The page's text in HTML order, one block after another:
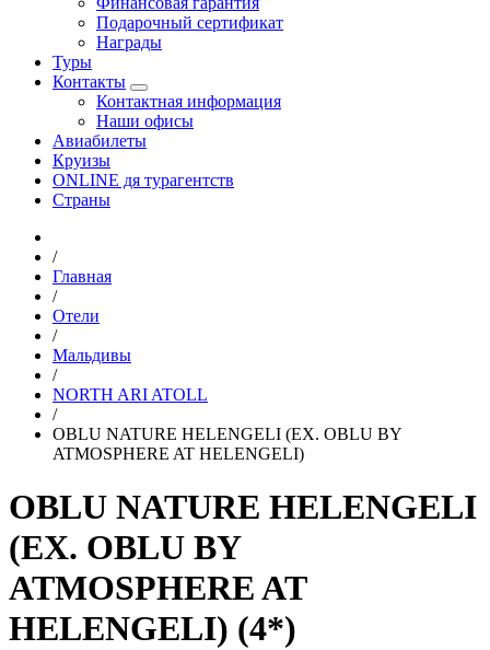
Подарочный сертификат
Награды
Туры
Контакты
Контактная информация
Наши офисы
Авиабилеты
Круизы
ONLINE дя турагентств
Страны
/
Главная
/
Отели
/
Мальдивы
/
NORTH ARI ATOLL
/
OBLU NATURE HELENGELI (EX. OBLU BY
ATMOSPHERE AT HELENGELI)
OBLU NATURE HELENGELI
(EX. OBLU BY
ATMOSPHERE AT
HELENGELI) (4*)